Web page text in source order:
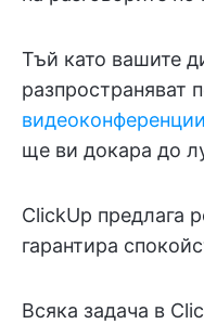
Тъй като вашите
разпространяват
видеоконференции
ще ви докара до
ClickUp предлага
гарантира
Всяка задача в